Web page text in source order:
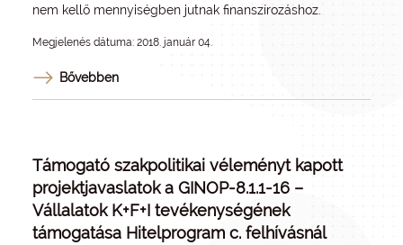
nem kellő mennyiségben jutnak finanszírozáshoz.
Megjelenés dátuma: 2018. január 04.
Bővebben
Támogató szakpolitikai véleményt kapott
projektjavaslatok a GINOP-8.1.1-16 –
Vállalatok K+F+I tevékenységének
támogatása Hitelprogram c. felhívásnál